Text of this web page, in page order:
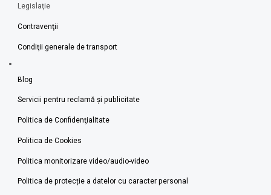
Legislaţie
Contravenţii
Condiţii generale de transport
Blog
Servicii pentru reclamă și publicitate
Politica de Confidenţialitate
Politica de Cookies
Politica monitorizare video/audio-video
Politica de protecție a datelor cu caracter personal